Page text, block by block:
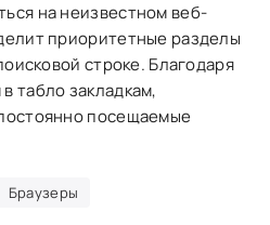
на неизвестном веб-
приоритетные разделы
строке. Благодаря
табло закладкам,
посещаемые
Браузеры